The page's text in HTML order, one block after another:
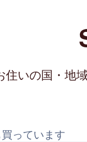
住いの国・地
っています